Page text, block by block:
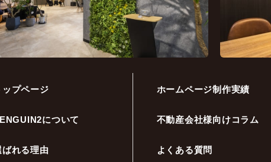
ップページ
について
ばれる理由
ホームページ制作実績
不動産会社様向けコラム
よくある質問